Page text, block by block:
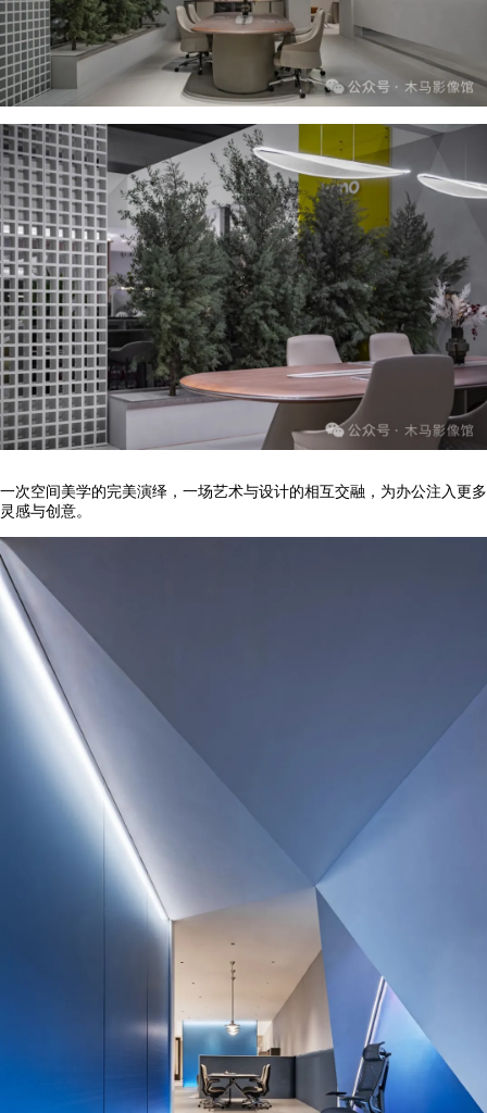
一次空间美学的完美演绎，一场艺术与设计的相互交融，为办公注入更多
灵感与创意。